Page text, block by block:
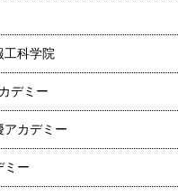
工科学院
デミー
アカデミー
ミー